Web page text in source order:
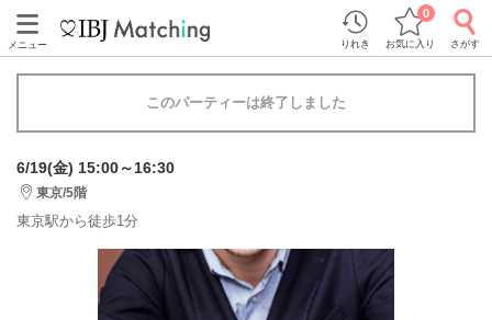
メニュー りれき お気に入り
0
さがす
このパーティーは終了しました
6/19(金) 15:00～16:30
東京/5階
東京駅から徒歩1分